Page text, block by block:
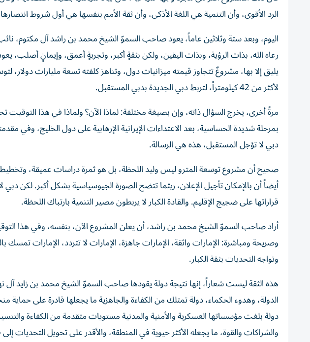
الرد الأقوى، وأن التنمية هي اللغة الأذكى، وأن ثقة الأمم بنفسها هي أول شروط
اليوم، وبعد ستة وثلاثين عاماً، يعود صاحب السموّ الشيخ محمد بن راشد آل مكتوم،
رعاه الله، بذات الرؤية، وبذات اليقين، ولكن بثقةٍ أكبر، وتجربةٍ أعمق، وإيمانٍ أصلب،
يليق إلا بها، مشروعٌ تتجاوز قيمته ميزانيات دول، وتناهز كلفته تسعة مليارات
لأكثر من 42 كيلومتراً، لتربط دبي الجديدة بدبي المستقبل.
مرةً أخرى، يخرج السؤال ذاته، وإن بصيغة مختلفة: لماذا الآن؟ ولماذا في هذا التوقيت
بمرحلة شديدة الحساسية، بعد الاعتداءات الإيرانية الإرهابية على دول الخليج، وفي
دبي لا تؤجل المستقبل، هذه هي الرسالة.
صحيح أن مشروع توسعة المترو ليس وليد اللحظة، بل هو ثمرة دراسات عميقة،
أيضاً أن بالإمكان تأجيل الإعلان، ريثما تتضح الصورة الجيوسياسية بشكل أكبر. لكن دبي
قراراتها على ضجيج الإقليم. والقادة الكبار لا يربطون مصير التنمية بارتباك اللحظة.
أراد صاحب السموّ الشيخ محمد بن راشد، أن يعلن المشروع الآن، بنفسه، وفي هذا
وصريحة ومباشرة: الإمارات واثقة، الإمارات جاهزة، الإمارات لا تتردد، الإمارات تمسك
وتواجه التحديات بثقة الكبار.
هذه الثقة ليست شعاراً، إنها نتيجة دولة يقودها صاحب السموّ الشيخ محمد بن زايد آل
الدولة، وهدوء الحكماء، دولة تمتلك من الكفاءة والجاهزية ما يجعلها قادرة على حماية
دولة بلغت مؤسساتها العسكرية والأمنية والمدنية مستويات متقدمة من الكفاءة
والشراكات والقوة، ما يجعله الأكثر حيوية في المنطقة، والأقدر على تحويل التحديات